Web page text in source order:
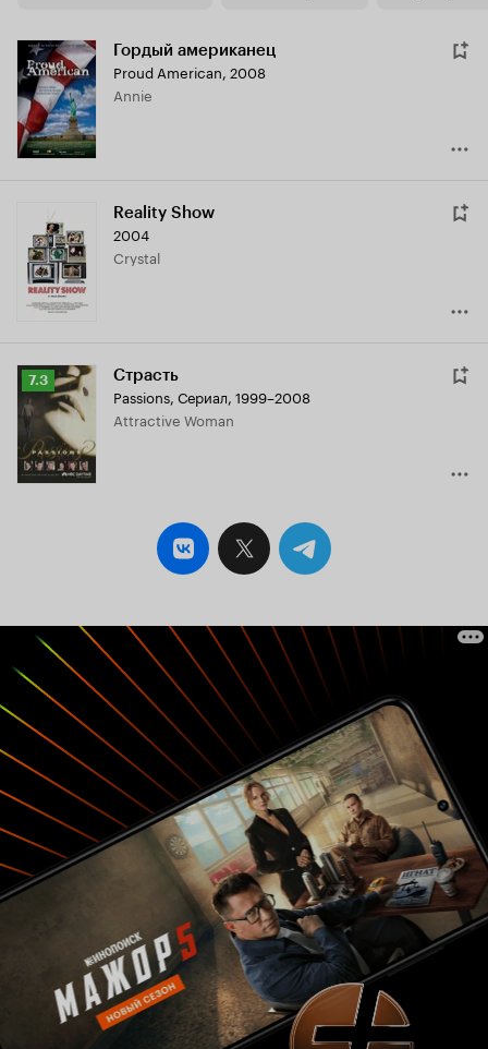
Гордый американец
Proud American, 2008
Annie
Reality Show
2004
Crystal
Рейтинг
Кинопоиска
7.3
7.3 Страсть
Passions, Сериал, 1999–2008
Attractive Woman